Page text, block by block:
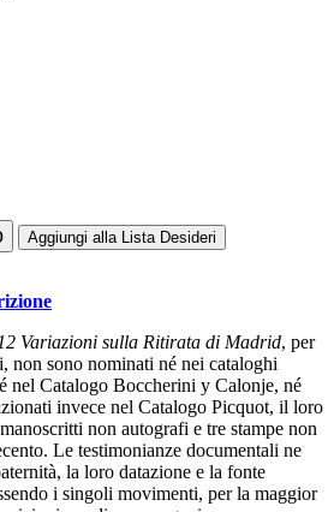
Aggiungi alla Lista Desideri
12 Variazioni sulla Ritirata di Madrid, per
non sono nominati né nei cataloghi
nel Catalogo Boccherini y Calonje, né
invece nel Catalogo Picquot, il loro
non autografi e tre stampe non
Le testimonianze documentali ne
la loro datazione e la fonte
i singoli movimenti, per la maggior